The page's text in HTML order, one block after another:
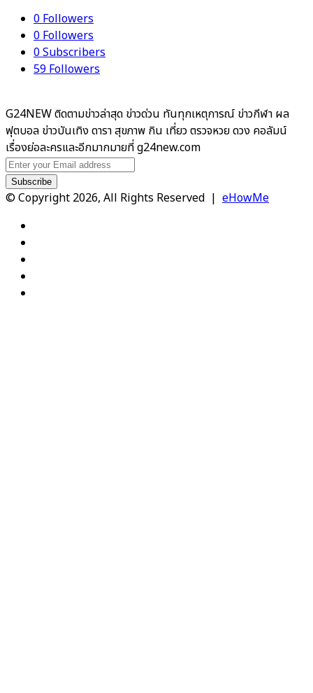
0 Followers
0 Followers
0Subscribers
59 Followers
G24NEW ติดตามข่าวล่าสุด ข่าวด่วน ทันทุกเหตุการณ์ ข่าวกีฬา ผล
ฟุตบอล ข่าวบันเทิง ดารา สุขภาพ กิน เที่ยว ตรวจหวย ดวง คอลัมน์
เรื่องย่อละครและอีกมากมายที่ g24new.com
Enter
your
Email
© Copyright 2026, All Rights Reserved | eHowMe